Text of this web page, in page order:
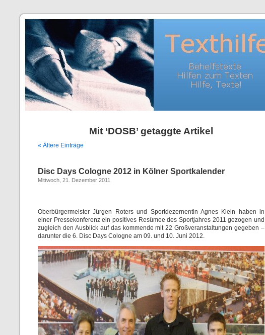
Mit ‘DOSB’ getaggte Artikel
« Ältere Einträge
Disc Days Cologne 2012 in Kölner Sportkalender
Mittwoch, 21. Dezember 2011
Oberbürgermeister Jürgen Roters und Sportdezernentin Agnes Klein haben in
einer Pressekonferenz ein positives Resümee des Sportjahres 2011 gezogen und
zugleich den Ausblick auf das kommende mit 22 Großveranstaltungen gegeben –
darunter die 6. Disc Days Cologne am 09. und 10. Juni 2012.